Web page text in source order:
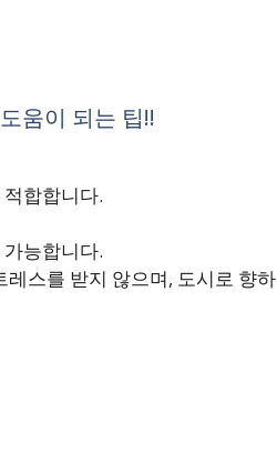
움이 되는 팁!!
합합니다.
능합니다.
스를 받지 않으며, 도시로 향하